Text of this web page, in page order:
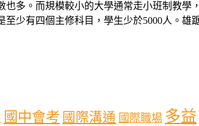
多。而規模較小的大學通常走小班制教學
少有四個主修科目，學生少於5000人。雄
國中會考 國際溝通 國際職場 多益